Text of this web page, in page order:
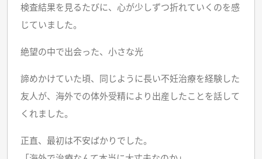
検査結果を見るたびに、心が少しずつ折れていくのを感
じていました。
絶望の中で出会った、小さな光
諦めかけていた頃、同じように長い不妊治療を経験した
友人が、海外での体外受精により出産したことを話して
くれました。
正直、最初は不安ばかりでした。